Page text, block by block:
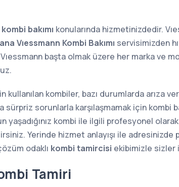
kombi bakımı konularında hizmetinizdedir.
Vıessmann Kombi Bakımı servisimizden
başta olmak üzere her marka ve
kullanılan kombiler, bazı durumlarda arıza
sürpriz sorunlarla karşılaşmamak için kombi
yaşadığınız kombi ile ilgili profesyonel
Yerinde hizmet anlayışı ile adresinizde
odaklı kombi tamircisi ekibimizle sizler
Tamiri